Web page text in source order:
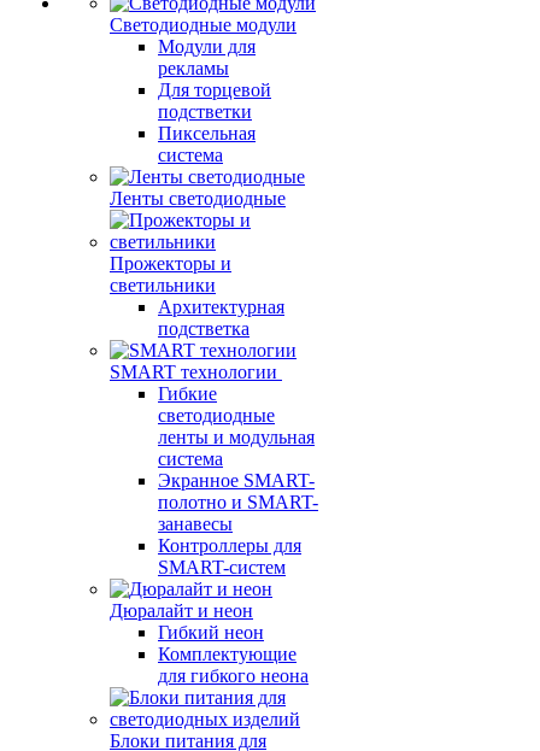
Светодиодные модули
Модули для
рекламы
Для торцевой
подстветки
Пиксельная
система
Ленты светодиодные
Прожекторы и
светильники
Архитектурная
подстветка
SMART технологии
Гибкие
светодиодные
ленты и модульная
система
Экранное SMART-
полотно и SMART-
занавесы
Контроллеры для
SMART-систем
Дюралайт и неон
Гибкий неон
Комплектующие
для гибкого неона
Блоки питания для